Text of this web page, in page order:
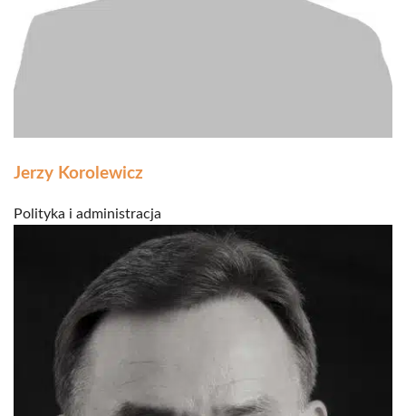
Jerzy Korolewicz
Polityka i administracja